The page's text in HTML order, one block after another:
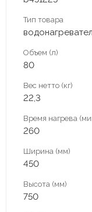
Тип товара
Объем (л)
80
Вес нетто (кг)
22,3
Время нагрева
260
Ширина (мм)
450
Высота (мм)
750